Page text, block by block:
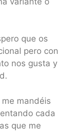
que os
pero con
nos gusta y
mandéis
cada
que me